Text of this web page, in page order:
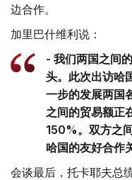
边合作。
加里巴什维利说：
- 我们两国之间
头。此次出访哈
一步的发展两国
之间的贸易额正
150%。双方之
哈国的友好合作
会谈最后，托卡耶夫总